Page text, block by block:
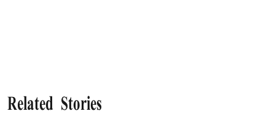
Related Stories